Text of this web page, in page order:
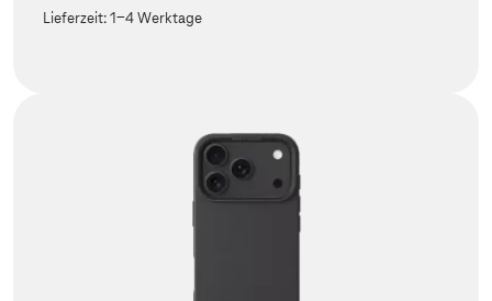
Lieferzeit:1-4 Werktage